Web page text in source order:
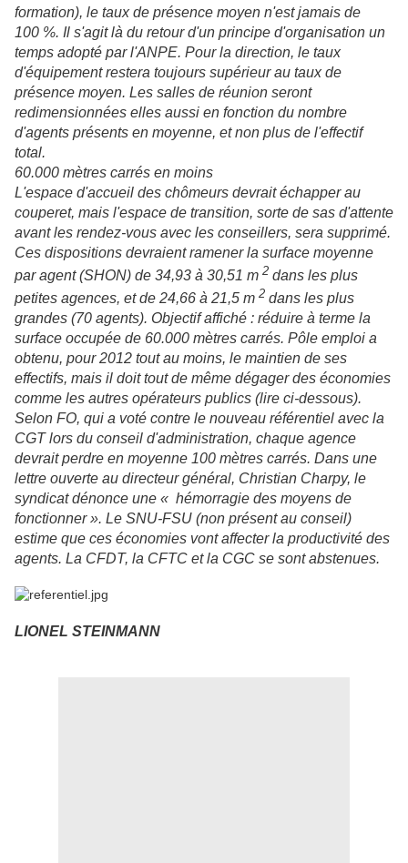
formation), le taux de présence moyen n'est jamais de
100 %. Il s'agit là du retour d'un principe d'organisation un
temps adopté par l'ANPE. Pour la direction, le taux
d'équipement restera toujours supérieur au taux de
présence moyen. Les salles de réunion seront
redimensionnées elles aussi en fonction du nombre
d'agents présents en moyenne, et non plus de l'effectif
total.
60.000 mètres carrés en moins
L'espace d'accueil des chômeurs devrait échapper au
couperet, mais l'espace de transition, sorte de sas d'attente
avant les rendez-vous avec les conseillers, sera supprimé.
Ces dispositions devraient ramener la surface moyenne
par agent (SHON) de 34,93 à 30,51 m 2 dans les plus
petites agences, et de 24,66 à 21,5 m 2 dans les plus
grandes (70 agents). Objectif affiché : réduire à terme la
surface occupée de 60.000 mètres carrés. Pôle emploi a
obtenu, pour 2012 tout au moins, le maintien de ses
effectifs, mais il doit tout de même dégager des économies
comme les autres opérateurs publics (lire ci-dessous).
Selon FO, qui a voté contre le nouveau référentiel avec la
CGT lors du conseil d'administration, chaque agence
devrait perdre en moyenne 100 mètres carrés. Dans une
lettre ouverte au directeur général, Christian Charpy, le
syndicat dénonce une « hémorragie des moyens de
fonctionner». Le SNU-FSU (non présent au conseil)
estime que ces économies vont affecter la productivité des
agents. La CFDT, la CFTC et la CGC se sont abstenues.
LIONEL STEINMANN